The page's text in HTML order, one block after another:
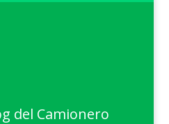
del Camionero